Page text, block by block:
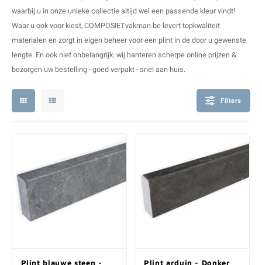
waarbij u in onze unieke collectie altijd wel een passende kleur vindt!
Waar u ook voor kiest, COMPOSIETvakman.be levert topkwaliteit
materialen en zorgt in eigen beheer voor een plint in de door u gewenste
lengte. En ook niet onbelangrijk: wij hanteren scherpe online prijzen &
bezorgen uw bestelling - goed verpakt - snel aan huis.
Filters
Plint blauwe steen -
Plint arduin - Donker